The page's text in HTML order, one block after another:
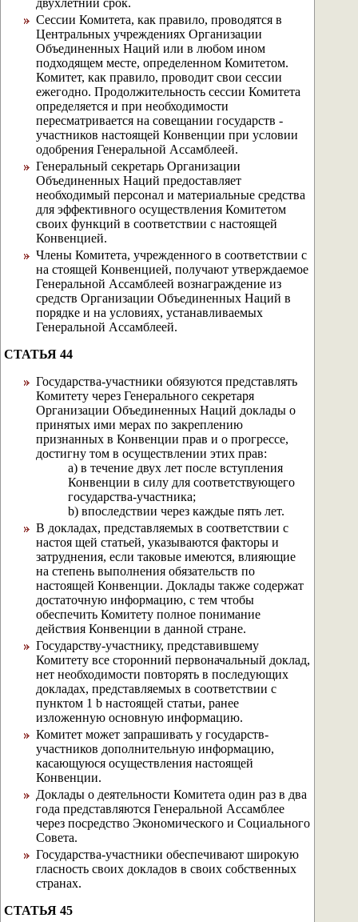
двухлетний срок.
Сессии Комитета, как правило, проводятся в
Центральных учреждениях Организации
Объединенных Наций или в любом ином
подходящем месте, определенном Комитетом.
Комитет, как правило, проводит свои сессии
ежегодно. Продолжительность сессии Комитета
определяется и при необходимости
пересматривается на совещании государств -
участников настоящей Конвенции при условии
одобрения Генеральной Ассамблеей.
Генеральный секретарь Организации
Объединенных Наций предоставляет
необходимый персонал и материальные средства
для эффективного осуществления Комитетом
своих функций в соответствии с настоящей
Конвенцией.
Члены Комитета, учрежденного в соответствии с
на стоящей Конвенцией, получают утверждаемое
Генеральной Ассамблеей вознаграждение из
средств Организации Объединенных Наций в
порядке и на условиях, устанавливаемых
Генеральной Ассамблеей.
СТАТЬЯ 44
Государства-участники обязуются представлять
Комитету через Генерального секретаря
Организации Объединенных Наций доклады о
принятых ими мерах по закреплению
признанных в Конвенции прав и о прогрессе,
достигну том в осуществлении этих прав:
а) в течение двух лет после вступления
Конвенции в силу для соответствующего
государства-участника;
b) впоследствии через каждые пять лет.
В докладах, представляемых в соответствии с
настоя щей статьей, указываются факторы и
затруднения, если таковые имеются, влияющие
на степень выполнения обязательств по
настоящей Конвенции. Доклады также содержат
достаточную информацию, с тем чтобы
обеспечить Комитету полное понимание
действия Конвенции в данной стране.
Государству-участнику, представившему
Комитету все сторонний первоначальный доклад,
нет необходимости повторять в последующих
докладах, представляемых в соответствии с
пунктом 1 b настоящей статьи, ранее
изложенную основную информацию.
Комитет может запрашивать у государств-
участников дополнительную информацию,
касающуюся осуществления настоящей
Конвенции.
Доклады о деятельности Комитета один раз в два
года представляются Генеральной Ассамблее
через посредство Экономического и Социального
Совета.
Государства-участники обеспечивают широкую
гласность своих докладов в своих собственных
странах.
СТАТЬЯ 45